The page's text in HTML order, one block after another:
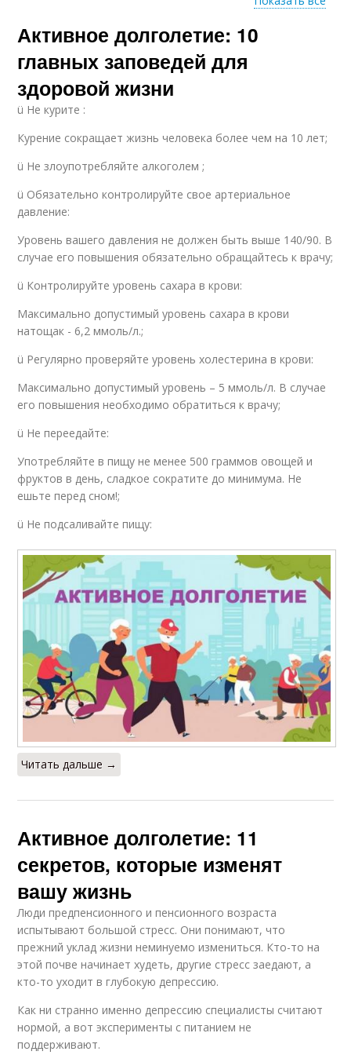
активного
Активности для
долголетия
Состояние на
Активное долголетие: 10
главных заповедей для
здоровой жизни
ü Не курите :
Курение сокращает жизнь человека более чем на 10 лет;
ü Не злоупотребляйте алкоголем ;
ü Обязательно контролируйте свое артериальное
давление:
Уровень вашего давления не должен быть выше 140/90. В
случае его повышения обязательно обращайтесь к врачу;
ü Контролируйте уровень сахара в крови:
Максимально допустимый уровень сахара в крови
натощак - 6,2 ммоль/л.;
ü Регулярно проверяйте уровень холестерина в крови:
Максимально допустимый уровень – 5 ммоль/л. В случае
его повышения необходимо обратиться к врачу;
ü Не переедайте:
Употребляйте в пищу не менее 500 граммов овощей и
фруктов в день, сладкое сократите до минимума. Не
ешьте перед сном!;
ü Не подсаливайте пищу:
Читать дальше →
Активное долголетие: 11
секретов, которые изменят
вашу жизнь
Люди предпенсионного и пенсионного возраста
испытывают большой стресс. Они понимают, что
прежний уклад жизни неминуемо измениться. Кто-то на
этой почве начинает худеть, другие стресс заедают, а
кто-то уходит в глубокую депрессию.
Как ни странно именно депрессию специалисты считают
нормой, а вот эксперименты с питанием не
поддерживают.